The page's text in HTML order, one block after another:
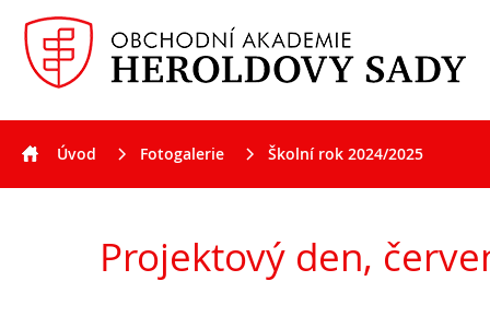
Aktuality
Úvod Fotogalerie Školní rok 2024/2025
Projektový den,